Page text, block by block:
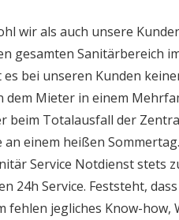
wir als auch unsere
gesamten Sanitärbereich
bei unseren Kunden
dem Mieter in einem
beim Totalausfall der
an einem heißen
Service Notdienst stets
24h Service. Feststeht,
fehlen jegliches Know-